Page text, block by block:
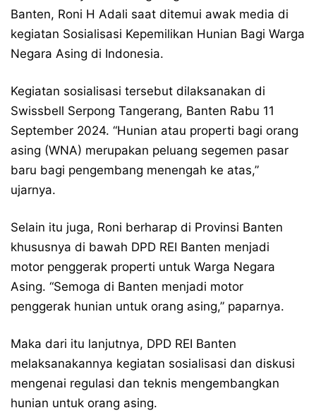
Banten, Roni H Adali saat ditemui awak media di
kegiatan Sosialisasi Kepemilikan Hunian Bagi Warga
Negara Asing di Indonesia.
Kegiatan sosialisasi tersebut dilaksanakan di
Swissbell Serpong Tangerang, Banten Rabu 11
September 2024. “Hunian atau properti bagi orang
asing (WNA) merupakan peluang segemen pasar
baru bagi pengembang menengah ke atas,”
ujarnya.
Selain itu juga, Roni berharap di Provinsi Banten
khususnya di bawah DPD REI Banten menjadi
motor penggerak properti untuk Warga Negara
Asing. “Semoga di Banten menjadi motor
penggerak hunian untuk orang asing,” paparnya.
Maka dari itu lanjutnya, DPD REI Banten
melaksanakannya kegiatan sosialisasi dan diskusi
mengenai regulasi dan teknis mengembangkan
hunian untuk orang asing.